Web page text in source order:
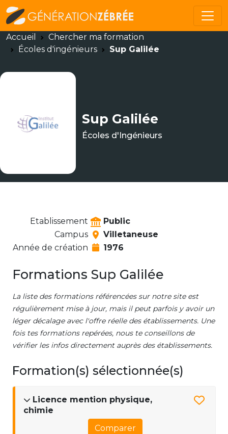
Accueil
Chercher ma formation
Écoles d'ingénieurs
Sup Galilée
Sup Galilée
Écoles d'Ingénieurs
Etablissement
Public
Campus
Villetaneuse
Année de création
1976
Formations Sup Galilée
La liste des formations référencées sur notre site est
régulièrement mise à jour, mais il peut parfois y avoir un
léger décalage avec l'offre réelle des établissements. Une
fois tes formations repérées, nous te conseillons de
vérifier les infos directement auprès des établissements.
Formation(s) sélectionnée(s)
Licence mention physique,
chimie
Comparer